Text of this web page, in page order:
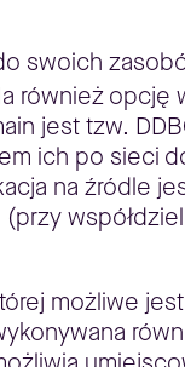
swoich
również opcję
jest tzw.
ich po sieci
na źródle
możliwe